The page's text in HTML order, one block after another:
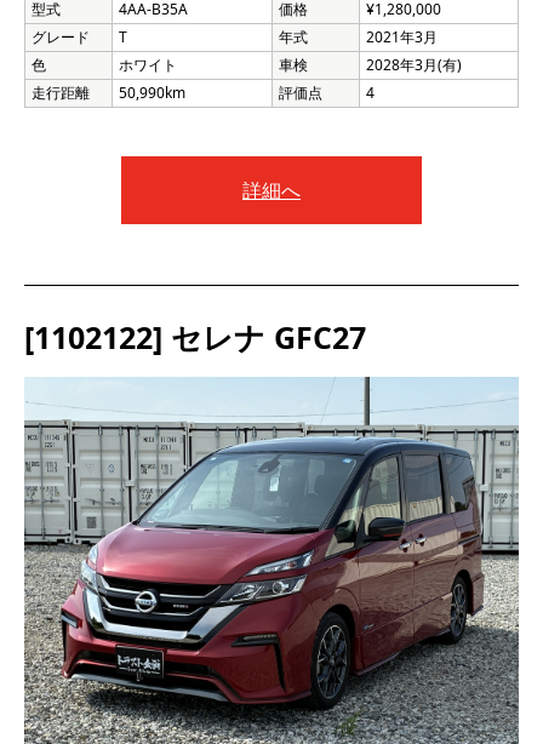
型式 4AA-B35A 価格
¥1,280,000
グレード
T 年式
2021年3月
色
ホワイト 車検
2028年3月(有)
走行距離
50,990km 評価点 4
詳細へ
[1102122] セレナ GFC27